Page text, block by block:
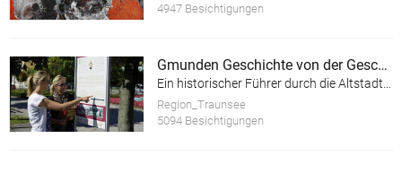
4947 Besichtigungen
Gmunden Geschichte von der Geschichte
Region_Traunsee
5094 Besichtigungen